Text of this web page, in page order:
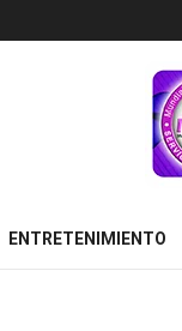
ENTRETENIMIENTO